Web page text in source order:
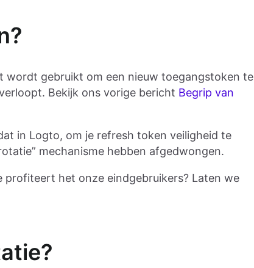
wordt gebruikt om een nieuw toegangstoken te
Bekijk ons vorige bericht Begrip van
in Logto, om je refresh token veiligheid te
mechanisme hebben afgedwongen.
profiteert het onze eindgebruikers? Laten we